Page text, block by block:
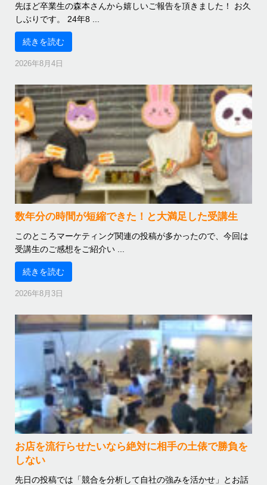
先ほど卒業生の森本さんから嬉しいご報告を頂きました！ お久
しぶりです。 24年8 ...
続きを読む
2026年8月4日
数年分の時間が短縮できた！と大満足した受講生
このところマーケティング関連の投稿が多かったので、今回は
受講生のご感想をご紹介い ...
続きを読む
2026年8月3日
お店を流行らせたいなら絶対に相手の土俵で勝負を
しない
先日の投稿では「競合を分析して自社の強みを活かせ」とお話